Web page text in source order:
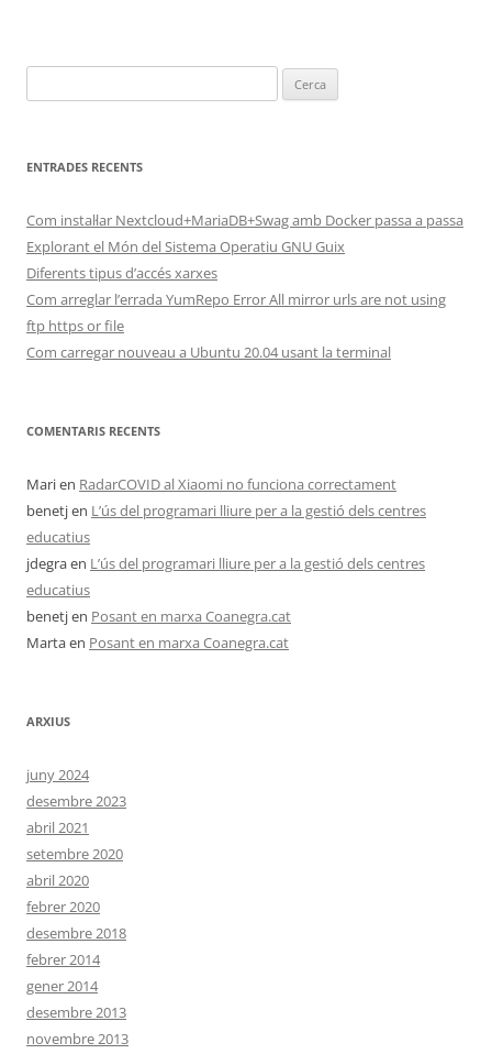
ENTRADES RECENTS
Com instal·lar Nextcloud+MariaDB+Swag amb Docker passa a passa
Explorant el Món del Sistema Operatiu GNU Guix
Diferents tipus d’accés xarxes
Com arreglar l’errada YumRepo Error All mirror urls are not using
ftp https or file
Com carregar nouveau a Ubuntu 20.04 usant la terminal
COMENTARIS RECENTS
Marien RadarCOVID al Xiaomi no funciona correctament
benetjen L’ús del programari lliure per a la gestió dels centres
educatius
jdegraen L’ús del programari lliure per a la gestió dels centres
educatius
benetjen Posant en marxa Coanegra.cat
Martaen Posant en marxa Coanegra.cat
ARXIUS
juny 2024
desembre 2023
abril 2021
setembre 2020
abril 2020
febrer 2020
desembre 2018
febrer 2014
gener 2014
desembre 2013
novembre 2013